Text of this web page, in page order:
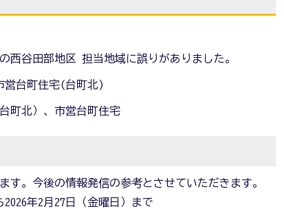
西谷田部地区 担当地域に誤りがありました。
営台町住宅(台町北)
町北）､ 市営台町住宅
す。今後の情報発信の参考とさせていただきます。
年2月27日（金曜日）まで